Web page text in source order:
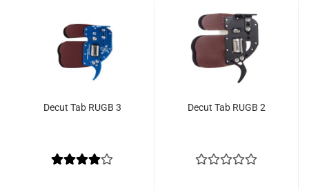
Decut Tab RUGB 3 Decut Tab RUGB 2